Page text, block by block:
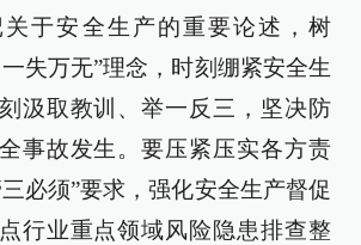
于安全生产的重要论述，树
失万无”理念，时刻绷紧安全生
汲取教训、举一反三，坚决防
事故发生。要压紧压实各方责
必须”要求，强化安全生产督促
行业重点领域风险隐患排查整